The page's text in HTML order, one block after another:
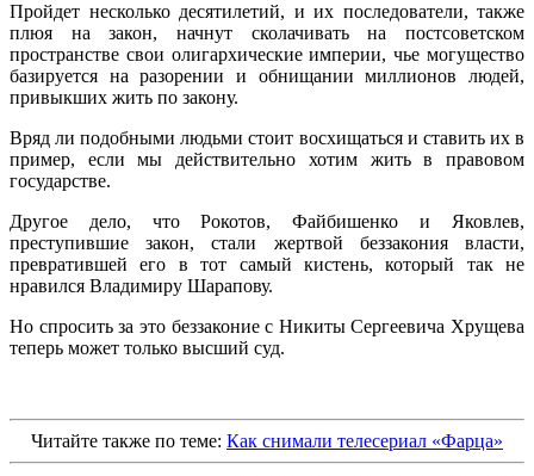
Пройдет несколько десятилетий, и их последователи, также
плюя на закон, начнут сколачивать на постсоветском
пространстве свои олигархические империи, чье могущество
базируется на разорении и обнищании миллионов людей,
привыкших жить по закону.
Вряд ли подобными людьми стоит восхищаться и ставить их в
пример, если мы действительно хотим жить в правовом
государстве.
Другое дело, что Рокотов, Файбишенко и Яковлев,
преступившие закон, стали жертвой беззакония власти,
превратившей его в тот самый кистень, который так не
нравился Владимиру Шарапову.
Но спросить за это беззаконие с Никиты Сергеевича Хрущева
теперь может только высший суд.
Читайте также по теме: Как снимали телесериал «Фарца»